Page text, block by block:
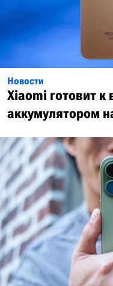
Новости
Xiaomi готовит к
аккумулятором